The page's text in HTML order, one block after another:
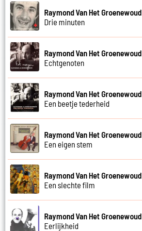
Raymond Van Het Groenewoud
Drie minuten
Raymond Van Het Groenewoud
Echtgenoten
Raymond Van Het Groenewoud
Een beetje tederheid
Raymond Van Het Groenewoud
Een eigen stem
Raymond Van Het Groenewoud
Een slechte film
Raymond Van Het Groenewoud
Eerlijkheid